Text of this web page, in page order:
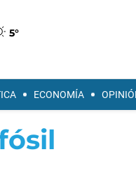
5°
ECONOMÍA